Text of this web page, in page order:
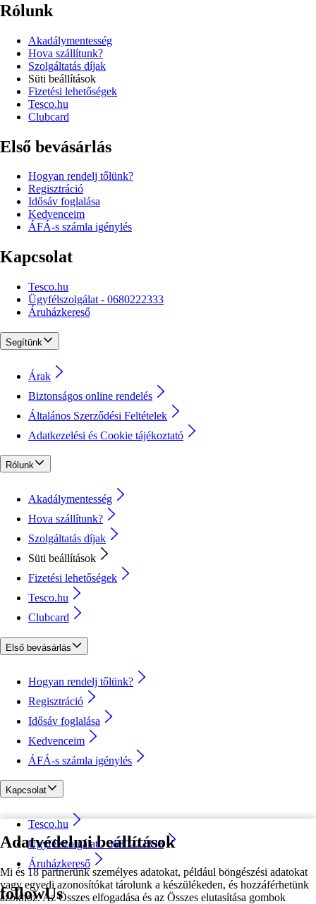
Adatvédelmi beállítások
Mi és 18 partnerünk személyes adatokat, például böngészési adatokat
vagy egyedi azonosítókat tárolunk a készülékeden, és hozzáférhetünk
azokhoz. Az Összes elfogadása és az Összes elutasítása gombok
Rólunk
Akadálymentesség
Hova szállítunk?
Szolgáltatás díjak
Süti beállítások
Fizetési lehetőségek
Tesco.hu
Clubcard
Első bevásárlás
Hogyan rendelj tőlünk?
Regisztráció
Idősáv foglalása
Kedvenceim
ÁFÁ-s számla igénylés
Kapcsolat
Tesco.hu
Ügyfélszolgálat - 0680222333
Áruházkereső
Segítünk
Árak
Biztonságos online rendelés
Általános Szerződési Feltételek
Adatkezelési és Cookie tájékoztató
Rólunk
Akadálymentesség
Hova szállítunk?
Szolgáltatás díjak
Süti beállítások
Fizetési lehetőségek
Tesco.hu
Clubcard
Első bevásárlás
Hogyan rendelj tőlünk?
Regisztráció
Idősáv foglalása
Kedvenceim
ÁFÁ-s számla igénylés
Kapcsolat
Tesco.hu
Ügyfélszolgálat - 0680222333
Áruházkereső
followUs